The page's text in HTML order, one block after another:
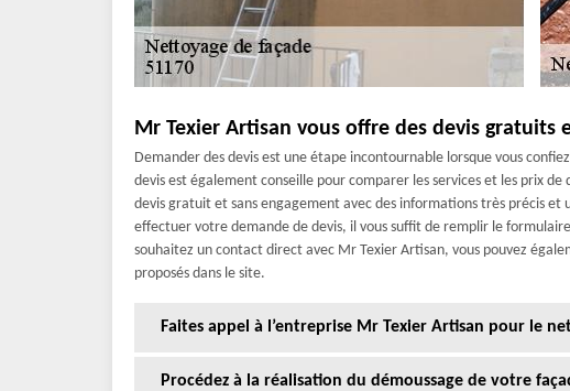
Mr Texier Artisan vous offre des devis gratuits
Demander des devis est une étape incontournable lorsque vous
devis est également conseille pour comparer les services et les prix
devis gratuit et sans engagement avec des informations très précis et
effectuer votre demande de devis, il vous suffit de remplir le
souhaitez un contact direct avec Mr Texier Artisan, vous pouvez
proposés dans le site.
Faites appel à l’entreprise Mr Texier Artisan pour le
Procédez à la réalisation du démoussage de votre